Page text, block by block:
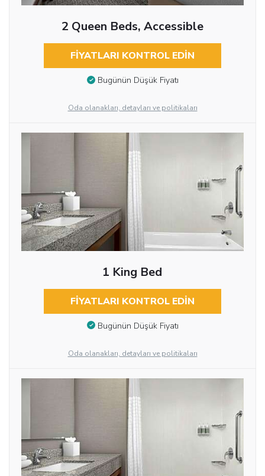
2 Queen Beds, Accessible
FIYATLARI KONTROL EDIN
Bugünün Düşük Fiyatı
Oda olanakları, detayları ve politikaları
1 King Bed
FIYATLARI KONTROL EDIN
Bugünün Düşük Fiyatı
Oda olanakları, detayları ve politikaları